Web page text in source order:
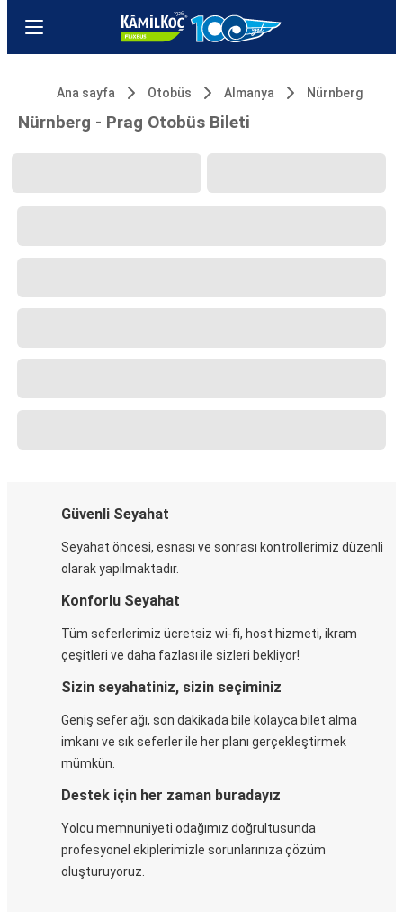
Ana sayfa Otobüs Almanya Nürnberg
Nürnberg - Prag Otobüs Bileti
Güvenli Seyahat
Seyahat öncesi, esnası ve sonrası kontrollerimiz düzenli
olarak yapılmaktadır.
Konforlu Seyahat
Tüm seferlerimiz ücretsiz wi-fi, host hizmeti, ikram
çeşitleri ve daha fazlası ile sizleri bekliyor!
Sizin seyahatiniz, sizin seçiminiz
Geniş sefer ağı, son dakikada bile kolayca bilet alma
imkanı ve sık seferler ile her planı gerçekleştirmek
mümkün.
Destek için her zaman buradayız
Yolcu memnuniyeti odağımız doğrultusunda
profesyonel ekiplerimizle sorunlarınıza çözüm
oluşturuyoruz.